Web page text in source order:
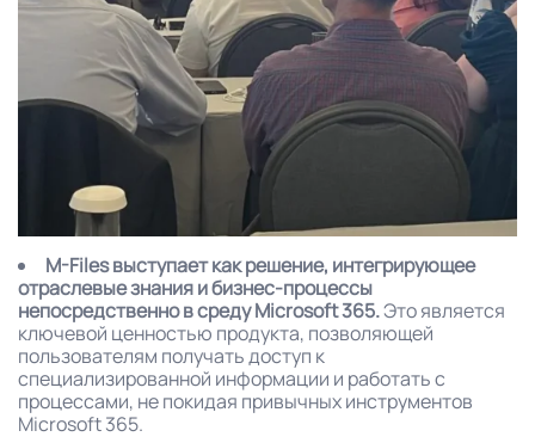
M-Files выступает как решение, интегрирующее
отраслевые знания и бизнес-процессы
непосредственно в среду Microsoft 365.Это является
ключевой ценностью продукта, позволяющей
пользователям получать доступ к
специализированной информации и работать с
процессами, не покидая привычных инструментов
Microsoft 365.